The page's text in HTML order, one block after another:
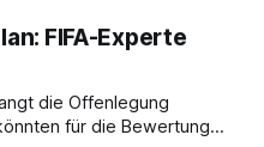
FIFA-Experte
die Offenlegung
für die Bewertung